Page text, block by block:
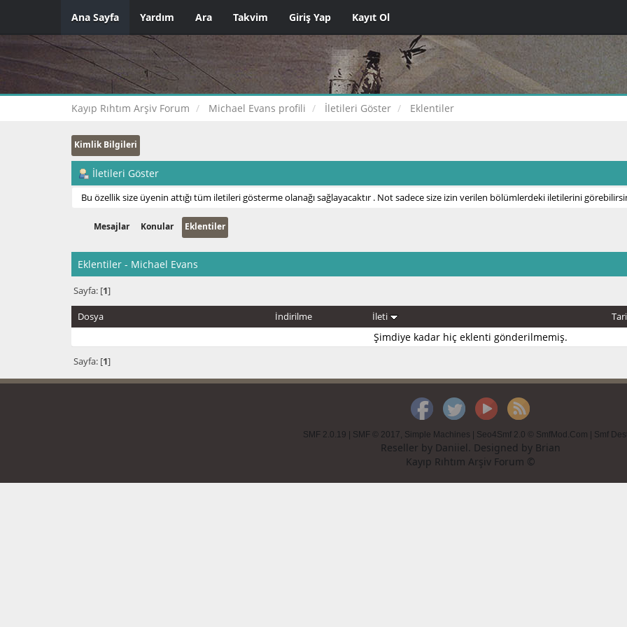
Ana Sayfa Yardım Ara Takvim Giriş Yap Kayıt Ol
Kayıp Rıhtım Arşiv Forum Michael Evans profili İletileri Göster Eklentiler
Kimlik Bilgileri
İletileri Göster
Bu özellik size üyenin attığı tüm iletileri gösterme olanağı sağlayacaktır . Not sadece size izin verilen bölümlerdeki iletilerini
Mesajlar Konular Eklentiler
Eklentiler - Michael Evans
Sayfa: [1]
Dosya İndirilme İleti
Şimdiye kadar hiç eklenti gönderilmemiş.
Sayfa: [1]
SMF 2.0.19 | SMF © 2017 Simple Machines | Seo4Smf 2.0 © SmfMod.Com | Smf
Reseller by Daniiel. Designed by Brian
Kayıp Rıhtım Arşiv Forum ©